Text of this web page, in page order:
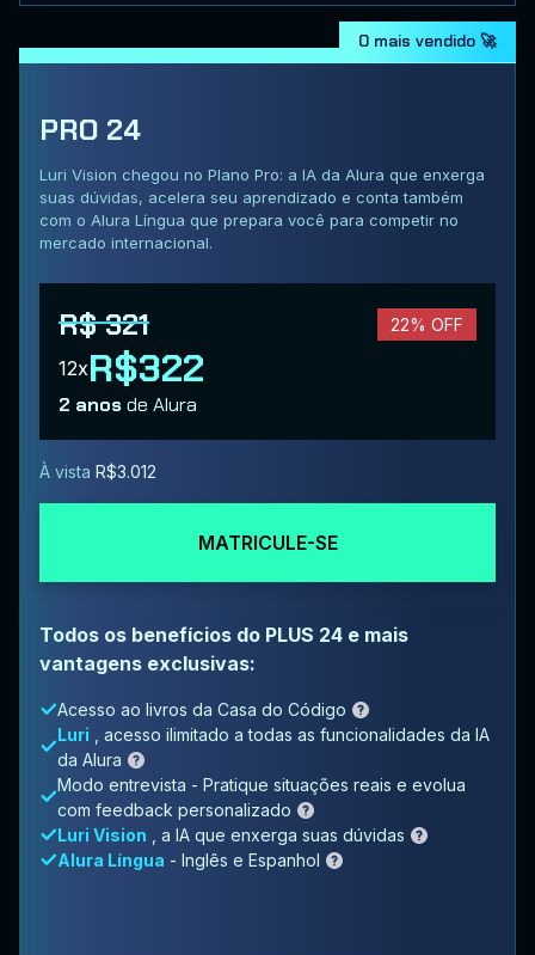
O mais vendido 🚀
PRO 24
Luri Vision chegou no Plano Pro: a IA da Alura que enxerga
suas dúvidas, acelera seu aprendizado e conta também
com o Alura Língua que prepara você para competir no
mercado internacional.
R$ 321 22% OFF
12xR$322
2 anosde Alura
À vista R$3.012
MATRICULE-SE
Todos os benefícios do PLUS 24 e mais
vantagens exclusivas:
Acesso ao livros da Casa do Código
Luri
, acesso ilimitado a todas as funcionalidades da IA
da Alura
Modo entrevista - Pratique situações reais e evolua
com feedback personalizado
Luri Vision
, a IA que enxerga suas dúvidas
Alura Língua - Inglês e Espanhol